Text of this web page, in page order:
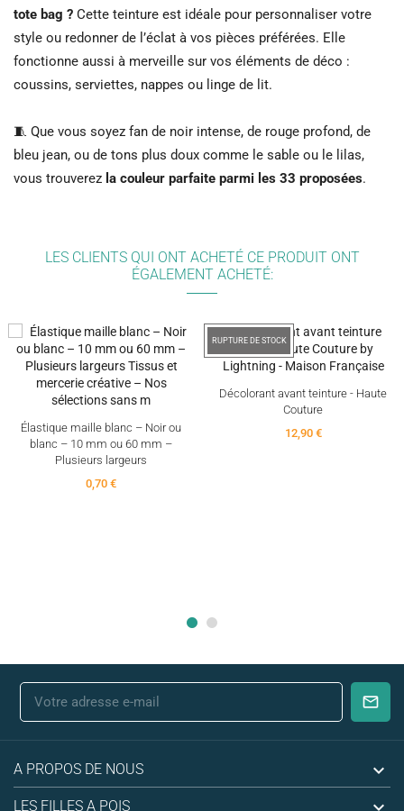
tote bag ? Cette teinture est idéale pour personnaliser votre
style ou redonner de l’éclat à vos pièces préférées. Elle
fonctionne aussi à merveille sur vos éléments de déco :
coussins, serviettes, nappes ou linge de lit.
🧵 Que vous soyez fan de noir intense, de rouge profond, de
bleu jean, ou de tons plus doux comme le sable ou le lilas,
vous trouverez la couleur parfaite parmi les 33 proposées.
LES CLIENTS QUI ONT ACHETÉ CE PRODUIT ONT
ÉGALEMENT ACHETÉ:
Élastique maille blanc – Noir ou
blanc – 10 mm ou 60 mm –
Plusieurs largeurs
0,70 €
RUPTURE DE STOCK
Décolorant avant teinture - Haute
Couture
12,90 €
A PROPOS DE NOUS 
LES FILLES A POIS